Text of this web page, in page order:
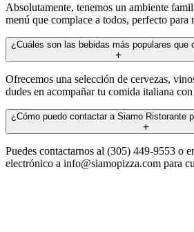
Absolutamente, tenemos un ambiente
menú que complace a todos, perfecto para
¿Cuáles son las bebidas más populares que
Ofrecemos una selección de cervezas,
dudes en acompañar tu comida italiana
¿Cómo puedo contactar a Siamo Ristorante
Puedes contactarnos al (305) 449-9553 o
electrónico a info@siamopizza.com para